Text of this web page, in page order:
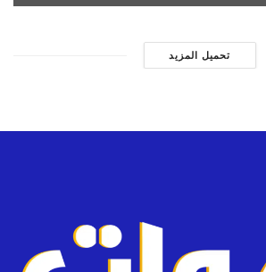
تحميل المزيد